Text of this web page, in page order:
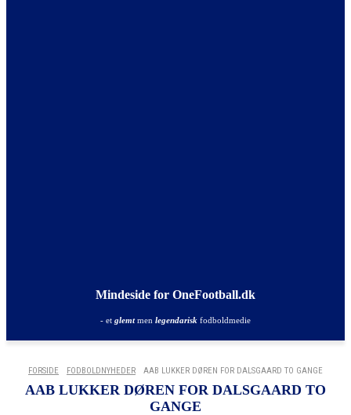
Mindeside for OneFootball.dk
- et glemtmen legendarisk fodboldmedie
FORSIDE FODBOLDNYHEDER AAB LUKKER DØREN FOR DALSGAARD TO GANGE
AAB LUKKER DØREN FOR DALSGAARD TO
GANGE